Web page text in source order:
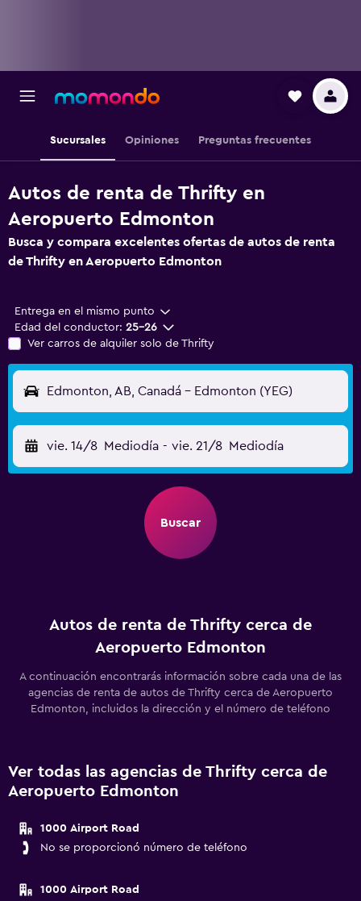
Sucursales Opiniones Preguntas frecuentes
Autos de renta de Thrifty en
Aeropuerto Edmonton
Busca y compara excelentes ofertas de autos de renta
de Thrifty en Aeropuerto Edmonton
Entrega en el mismo punto
Edad del conductor: 25-26
Ver carros de alquiler solo de Thrifty
Edmonton, AB, Canadá - Edmonton (YEG)
vie. 14/8 Mediodía - vie. 21/8 Mediodía
Buscar
Autos de renta de Thrifty cerca de
Aeropuerto Edmonton
A continuación encontrarás información sobre cada una de las
agencias de renta de autos de Thrifty cerca de Aeropuerto
Edmonton, incluidos la dirección y el número de teléfono
Ver todas las agencias de Thrifty cerca de
Aeropuerto Edmonton
1000 Airport Road
No se proporcionó número de teléfono
1000 Airport Road